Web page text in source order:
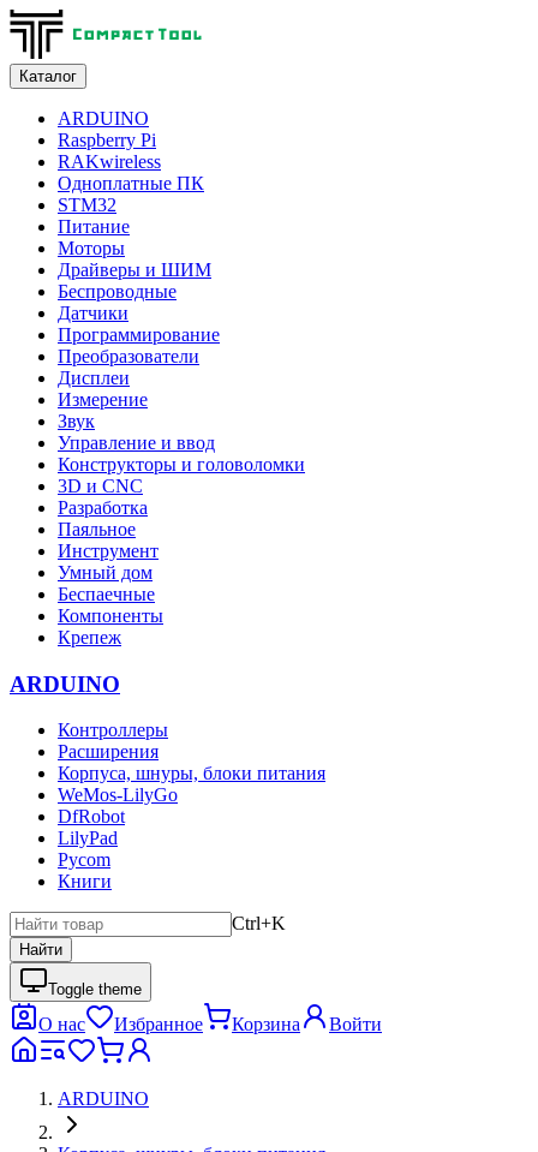
Каталог
ARDUINO
Raspberry Pi
RAKwireless
Одноплатные ПК
STM32
Питание
Моторы
Драйверы и ШИМ
Беспроводные
Датчики
Программирование
Преобразователи
Дисплеи
Измерение
Звук
Управление и ввод
Конструкторы и головоломки
3D и CNC
Разработка
Паяльное
Инструмент
Умный дом
Беспаечные
Компоненты
Крепеж
ARDUINO
Контроллеры
Расширения
Корпуса, шнуры, блоки питания
WeMos-LilyGo
DfRobot
LilyPad
Pycom
Книги
Ctrl+K
Найти
Toggle theme
О нас Избранное Корзина Войти
ARDUINO